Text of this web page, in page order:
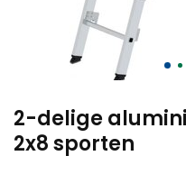
2-delige
2x8 sporten